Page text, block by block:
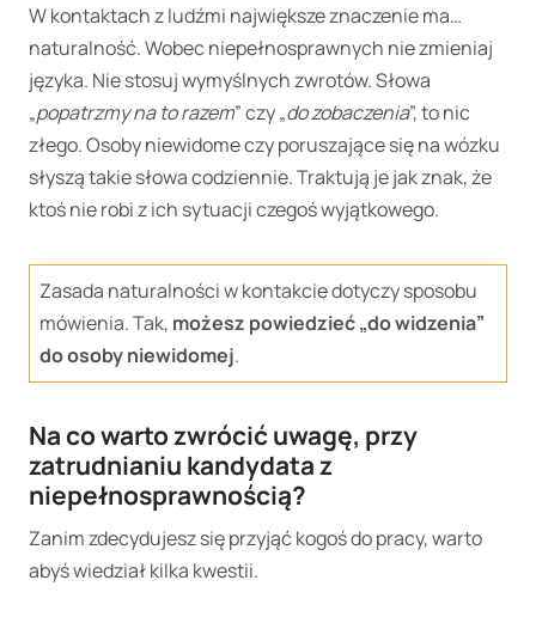
W kontaktach z ludźmi największe znaczenie ma…
naturalność. Wobec niepełnosprawnych nie zmieniaj
języka. Nie stosuj wymyślnych zwrotów. Słowa
„popatrzmy na to razem” czy „do zobaczenia”, to nic
złego. Osoby niewidome czy poruszające się na wózku
słyszą takie słowa codziennie. Traktują je jak znak, że
ktoś nie robi z ich sytuacji czegoś wyjątkowego.
Zasada naturalności w kontakcie dotyczy sposobu
mówienia. Tak, możesz powiedzieć „do widzenia”
do osoby niewidomej.
Na co warto zwrócić uwagę, przy
zatrudnianiu kandydata z
niepełnosprawnością?
Zanim zdecydujesz się przyjąć kogoś do pracy, warto
abyś wiedział kilka kwestii.